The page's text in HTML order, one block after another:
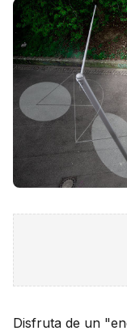
Disfruta de un